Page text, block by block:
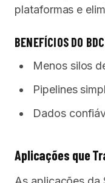
plataformas e
BENEFÍCIOS DO
Menos silos
Pipelines
Dados
Aplicações que